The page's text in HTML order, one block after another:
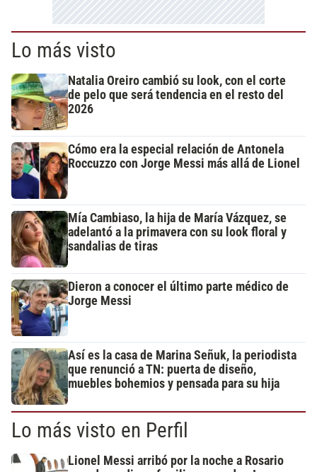
Lo más visto
Natalia Oreiro cambió su look, con el corte
de pelo que será tendencia en el resto del
2026
Cómo era la especial relación de Antonela
Roccuzzo con Jorge Messi más allá de Lionel
Mía Cambiaso, la hija de María Vázquez, se
adelantó a la primavera con su look floral y
sandalias de tiras
Dieron a conocer el último parte médico de
Jorge Messi
Así es la casa de Marina Señuk, la periodista
que renunció a TN: puerta de diseño,
muebles bohemios y pensada para su hija
Lo más visto en Perfil
Lionel Messi arribó por la noche a Rosario